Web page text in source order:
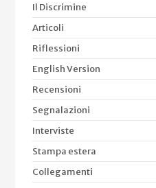
Il Discrimine
Articoli
Riflessioni
English Version
Recensioni
Segnalazioni
Interviste
Stampa estera
Collegamenti